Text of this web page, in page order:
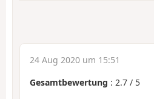
24 Aug 2020 um 15:51
Gesamtbewertung : 2.7 / 5